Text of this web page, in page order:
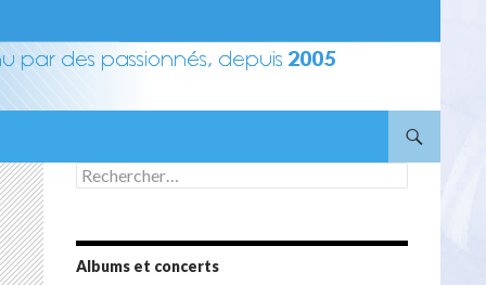
Rechercher :
Albums et concerts